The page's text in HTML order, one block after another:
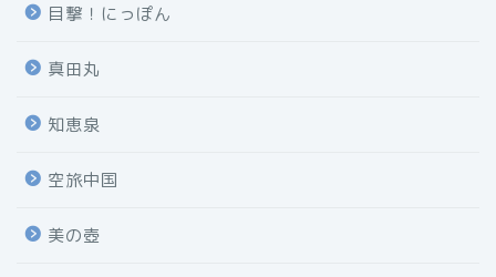
目撃！にっぽん
真田丸
知恵泉
空旅中国
美の壺